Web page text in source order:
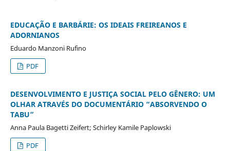
EDUCAÇÃO E BARBÁRIE: OS IDEAIS FREIREANOS E
ADORNIANOS
Eduardo Manzoni Rufino
PDF
DESENVOLVIMENTO E JUSTIÇA SOCIAL PELO GÊNERO: UM
OLHAR ATRAVÉS DO DOCUMENTÁRIO “ABSORVENDO O
TABU”
Anna Paula Bagetti Zeifert; Schirley Kamile Paplowski
PDF